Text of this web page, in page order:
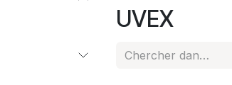
UVEX